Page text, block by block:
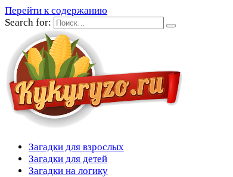
Перейти к содержанию
Search for:
Загадки для взрослых
Загадки для детей
Загадки на логику